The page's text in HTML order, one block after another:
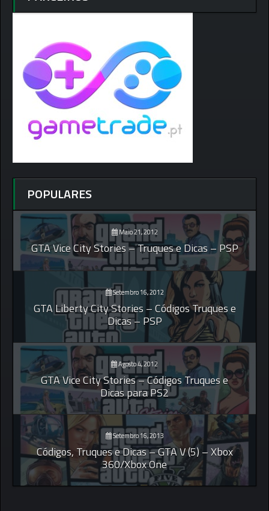
POPULARES
Maio 21, 2012
GTA Vice City Stories – Truques e Dicas – PSP
Setembro 16, 2012
GTA Liberty City Stories – Códigos Truques e
Dicas – PSP
Agosto 4, 2012
GTA Vice City Stories – Códigos Truques e
Dicas para PS2
Setembro 16, 2013
Códigos, Truques e Dicas – GTA V (5) – Xbox
360/Xbox One